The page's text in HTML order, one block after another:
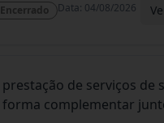
Encerrado Data: 04/08/2026
prestação de serviços de
forma complementar